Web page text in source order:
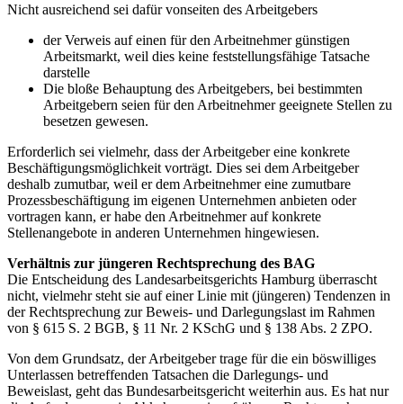
Nicht ausreichend sei dafür vonseiten des Arbeitgebers
der Verweis auf einen für den Arbeitnehmer günstigen
Arbeitsmarkt, weil dies keine feststellungsfähige Tatsache
darstelle
Die bloße Behauptung des Arbeitgebers, bei bestimmten
Arbeitgebern seien für den Arbeitnehmer geeignete Stellen zu
besetzen gewesen.
Erforderlich sei vielmehr, dass der Arbeitgeber eine konkrete
Beschäftigungsmöglichkeit vorträgt. Dies sei dem Arbeitgeber
deshalb zumutbar, weil er dem Arbeitnehmer eine zumutbare
Prozessbeschäftigung im eigenen Unternehmen anbieten oder
vortragen kann, er habe den Arbeitnehmer auf konkrete
Stellenangebote in anderen Unternehmen hingewiesen.
Verhältnis zur jüngeren Rechtsprechung des BAG
Die Entscheidung des Landesarbeitsgerichts Hamburg überrascht
nicht, vielmehr steht sie auf einer Linie mit (jüngeren) Tendenzen in
der Rechtsprechung zur Beweis- und Darlegungslast im Rahmen
von § 615 S. 2 BGB, § 11 Nr. 2 KSchG und § 138 Abs. 2 ZPO.
Von dem Grundsatz, der Arbeitgeber trage für die ein böswilliges
Unterlassen betreffenden Tatsachen die Darlegungs- und
Beweislast, geht das Bundesarbeitsgericht weiterhin aus. Es hat nur